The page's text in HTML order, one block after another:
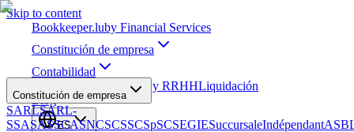
Skip to content
Bookkeeper.luby Financial Services
Constitución de empresa
Contabilidad
Nóminas y RRHHLiquidación
Blog
ES
Constitución de empresa
SARLSARL-
SSASASSCASNCSCSSCSpSCSEGIESuccursaleIndépendant